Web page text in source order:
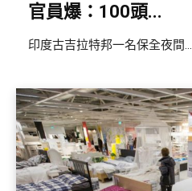
官員爆：100頭...
印度古吉拉特邦一名保全夜間...